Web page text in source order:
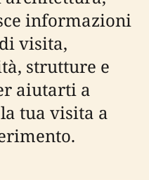
informazioni
visita,
strutture e
aiutarti a
tua visita a